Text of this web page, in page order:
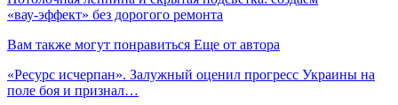
«вау‑эффект» без дорогого ремонта
Вам также могут понравиться Еще от автора
«Ресурс исчерпан». Залужный оценил прогресс Украины на
поле боя и признал…